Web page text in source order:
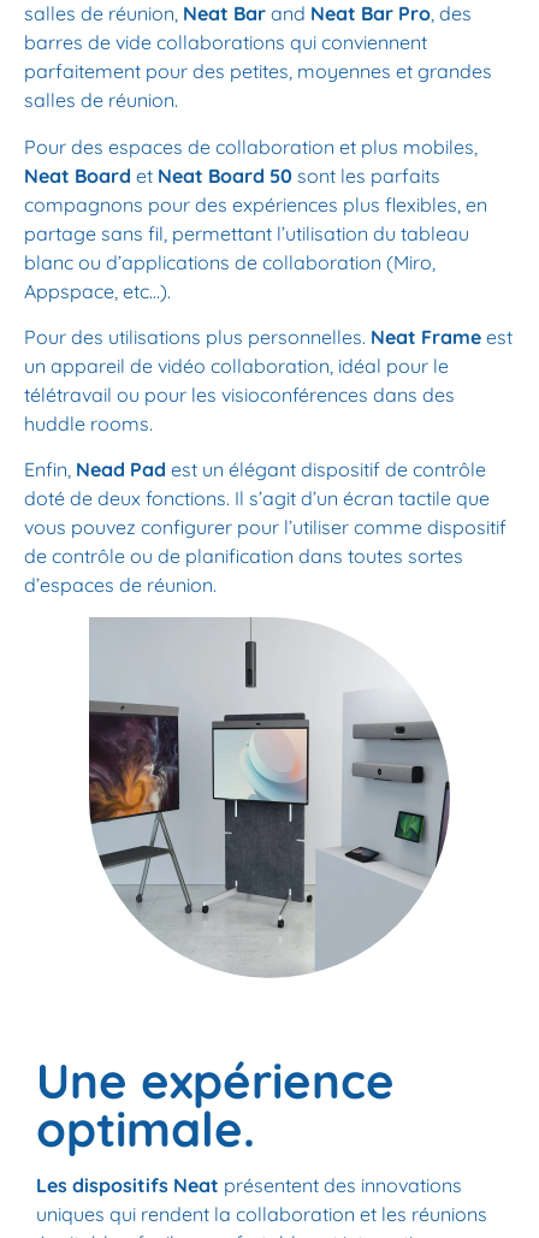
salles de réunion, Neat Bar and Neat Bar Pro, des
barres de vide collaborations qui conviennent
parfaitement pour des petites, moyennes et grandes
salles de réunion.
Pour des espaces de collaboration et plus mobiles,
Neat Board et Neat Board 50 sont les parfaits
compagnons pour des expériences plus flexibles, en
partage sans fil, permettant l’utilisation du tableau
blanc ou d’applications de collaboration (Miro,
Appspace, etc…).
Pour des utilisations plus personnelles. Neat Frame est
un appareil de vidéo collaboration, idéal pour le
télétravail ou pour les visioconférences dans des
huddle rooms.
Enfin, Nead Pad est un élégant dispositif de contrôle
doté de deux fonctions. Il s’agit d’un écran tactile que
vous pouvez configurer pour l’utiliser comme dispositif
de contrôle ou de planification dans toutes sortes
d’espaces de réunion.
Une expérience
optimale.
Les dispositifs Neat présentent des innovations
uniques qui rendent la collaboration et les réunions